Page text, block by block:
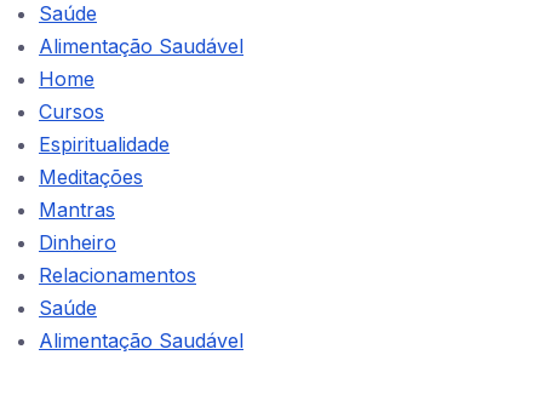
Saúde
Alimentação Saudável
Home
Cursos
Espiritualidade
Meditações
Mantras
Dinheiro
Relacionamentos
Saúde
Alimentação Saudável